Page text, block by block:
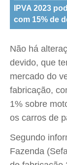
IPVA 2023
com 15% de
Não há
devido, que
mercado do
fabricação,
1% sobre
os carros de
Segundo
Fazenda